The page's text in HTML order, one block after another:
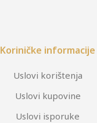
Koriničke informacije
Uslovi korištenja
Uslovi kupovine
Uslovi isporuke